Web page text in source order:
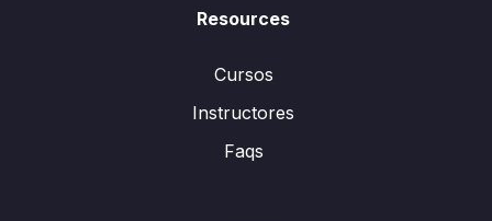
Resources
Cursos
Instructores
Faqs